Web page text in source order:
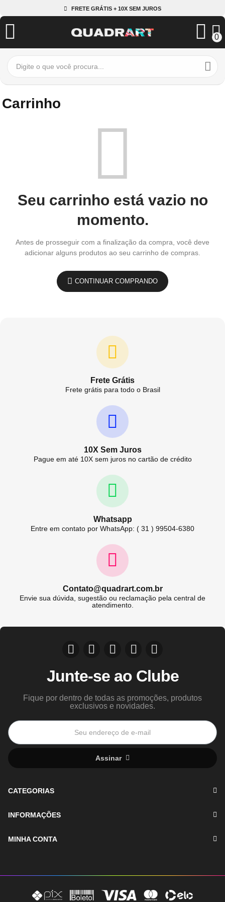
FRETE GRÁTIS + 10X SEM JUROS
0
Carrinho
Seu carrinho está vazio no
momento.
Antes de prosseguir com a finalização da compra, você deve
adicionar alguns produtos ao seu carrinho de compras.
CONTINUAR COMPRANDO
Frete Grátis
Frete grátis para todo o Brasil
10X Sem Juros
Pague em até 10X sem juros no cartão de crédito
Whatsapp
Entre em contato por WhatsApp: ( 31 ) 99504-6380
Contato@quadrart.com.br
Envie sua dúvida, sugestão ou reclamação pela central de
atendimento.
Junte-se ao Clube
Fique por dentro de todas as promoções, produtos
exclusivos e novidades.
Assinar
CATEGORIAS
INFORMAÇÕES
MINHA CONTA